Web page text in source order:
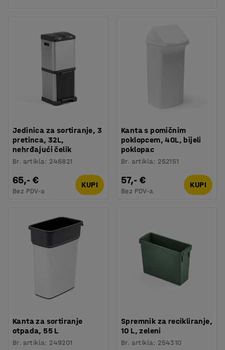
Jedinica za sortiranje, 3
pretinca, 32L,
nehrđajući čelik
Br. artikla: 246821
65,- €
Bez PDV-a
KUPI
Kanta s pomičnim
poklopcem, 40L, bijeli
poklopac
Br. artikla: 252151
57,- €
Bez PDV-a
KUPI
Kanta za sortiranje
otpada, 55 L
Br. artikla: 249201
Spremnik za recikliranje,
10 L, zeleni
Br. artikla: 254310